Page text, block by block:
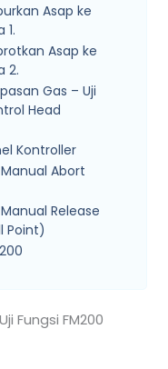
Asap ke
1.
Asap ke
2.
Gas – Uji
Head
Kontroller
Abort
Release
Point)
Fungsi FM200